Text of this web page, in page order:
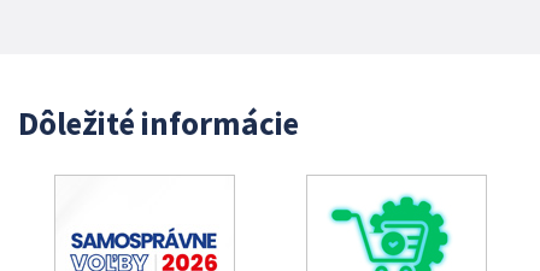
Dôležité informácie